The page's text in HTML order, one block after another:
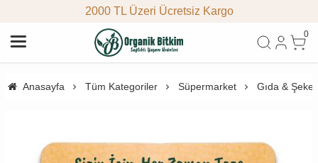
2000 TL Üzeri Ücretsiz Kargo
0
Anasayfa Tüm Kategoriler Süpermarket Gıda &